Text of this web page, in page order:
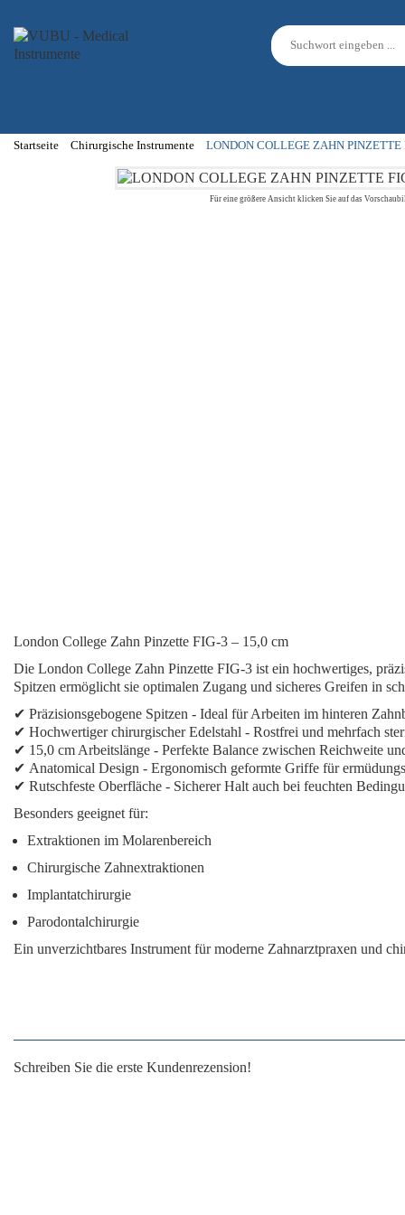
Startseite Chirurgische Instrumente LONDON COLLEGE ZAHN PINZETTE
Für eine größere Ansicht klicken Sie auf das
London College Zahn Pinzette FIG-3 – 15,0 cm
Die London College Zahn Pinzette FIG-3 ist ein hochwertiges,
Spitzen ermöglicht sie optimalen Zugang und sicheres Greifen in
✔ Präzisionsgebogene Spitzen - Ideal für Arbeiten im hinteren
✔ Hochwertiger chirurgischer Edelstahl - Rostfrei und mehrfach
✔ 15,0 cm Arbeitslänge - Perfekte Balance zwischen Reichweite
✔ Anatomical Design - Ergonomisch geformte Griffe für
✔ Rutschfeste Oberfläche - Sicherer Halt auch bei feuchten
Besonders geeignet für:
Extraktionen im Molarenbereich
Chirurgische Zahnextraktionen
Implantatchirurgie
Parodontalchirurgie
Ein unverzichtbares Instrument für moderne Zahnarztpraxen und
Schreiben Sie die erste Kundenrezension!